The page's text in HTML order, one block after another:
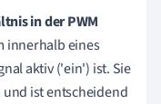
in der PWM
innerhalb eines
aktiv ('ein') ist. Sie
ist entscheidend